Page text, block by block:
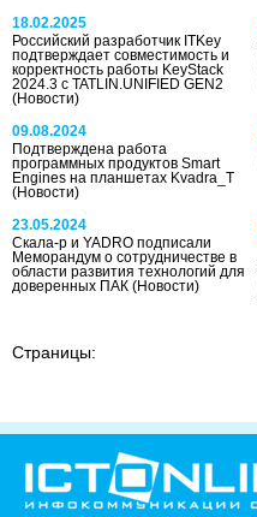
18.02.2025
Российский разработчик ITKey
подтверждает совместимость и
корректность работы KeyStack
2024.3 с TATLIN.UNIFIED GEN2
(Новости)
09.08.2024
Подтверждена работа
программных продуктов Smart
Engines на планшетах Kvadra_T
(Новости)
23.05.2024
Скала-р и YADRO подписали
Меморандум о сотрудничестве в
области развития технологий для
доверенных ПАК (Новости)
Страницы: